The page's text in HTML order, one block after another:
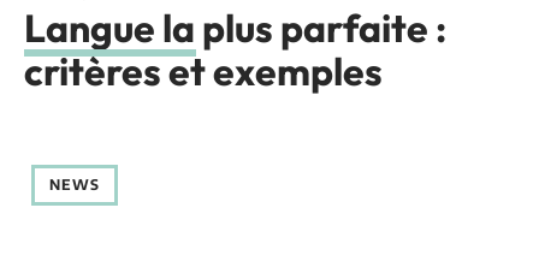
Langue la plus parfaite :
critères et exemples
NEWS